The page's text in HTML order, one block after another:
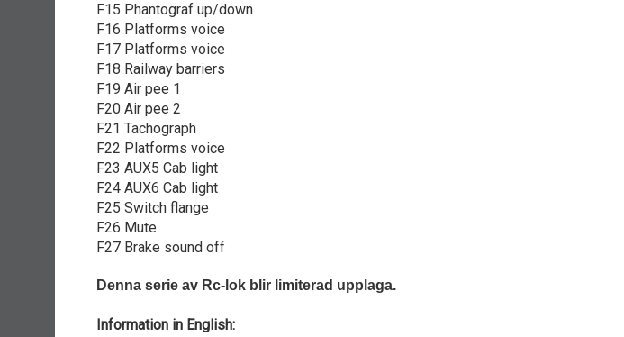
F15 Phantograf up/down
F16 Platforms voice
F17 Platforms voice
F18 Railway barriers
F19 Air pee 1
F20 Air pee 2
F21 Tachograph
F22 Platforms voice
F23 AUX5 Cab light
F24 AUX6 Cab light
F25 Switch flange
F26 Mute
F27 Brake sound off
Denna serie av Rc-lok blir limiterad upplaga.
Information in English: